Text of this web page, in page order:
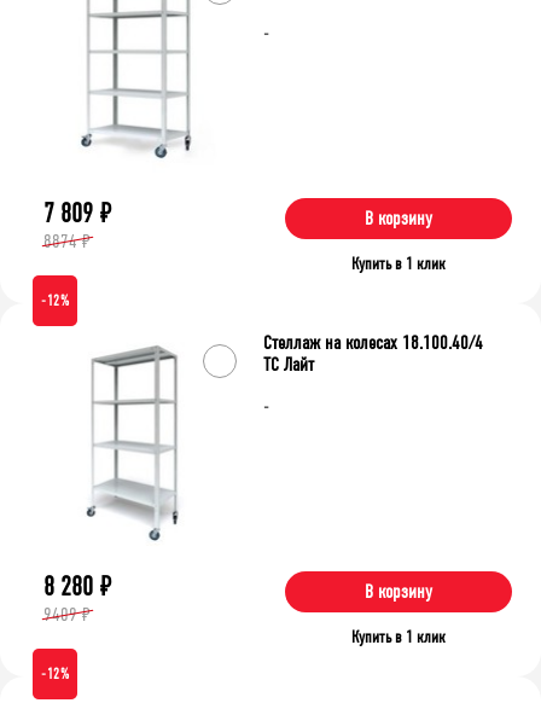
-
7 809 ₽
8874 ₽
В корзину
Купить в 1 клик
-12%
-
Стеллаж на колесах 18.100.40/4
ТС Лайт
8 280 ₽
9409 ₽
В корзину
Купить в 1 клик
-12%